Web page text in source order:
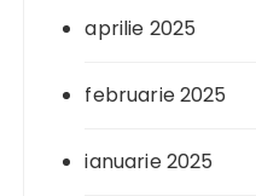
aprilie 2025
februarie 2025
ianuarie 2025